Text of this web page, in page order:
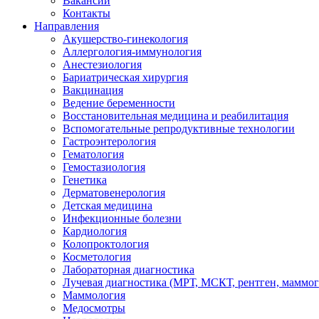
Контакты
Направления
Акушерство-гинекология
Аллергология-иммунология
Анестезиология
Бариатрическая хирургия
Вакцинация
Ведение беременности
Восстановительная медицина и реабилитация
Вспомогательные репродуктивные технологии
Гастроэнтерология
Гематология
Гемостазиология
Генетика
Дерматовенерология
Детская медицина
Инфекционные болезни
Кардиология
Колопроктология
Косметология
Лабораторная диагностика
Лучевая диагностика (МРТ, МСКТ, рентген,
Маммология
Медосмотры